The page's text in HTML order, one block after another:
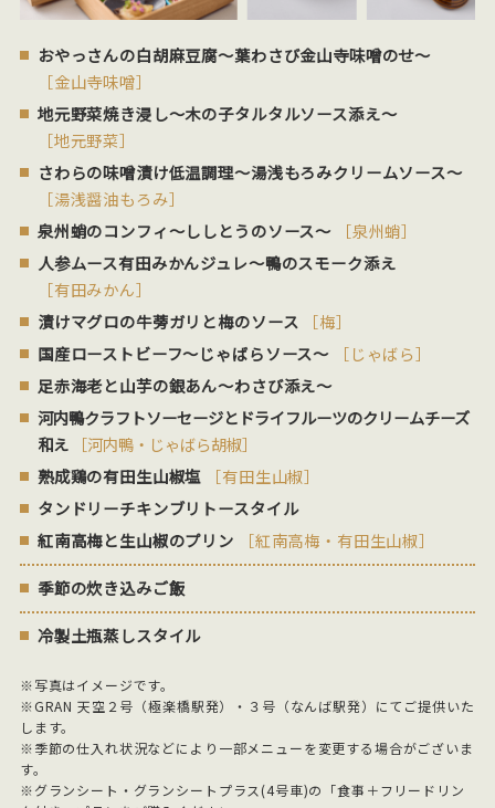
おやっさんの白胡麻豆腐～葉わさび金山寺味噌のせ～
［金山寺味噌］
地元野菜焼き浸し～木の子タルタルソース添え～
［地元野菜］
さわらの味噌漬け低温調理～湯浅もろみクリームソース～
［湯浅醤油もろみ］
泉州蛸のコンフィ～ししとうのソース～
［泉州蛸］
人参ムース有田みかんジュレ～鴨のスモーク添え
［有田みかん］
漬けマグロの牛蒡ガリと梅のソース
［梅］
国産ローストビーフ～じゃばらソース～
［じゃばら］
足赤海老と山芋の銀あん～わさび添え～
河内鴨クラフトソーセージとドライフルーツのクリームチーズ
和え
［河内鴨・じゃばら胡椒］
熟成鶏の有田生山椒塩
［有田生山椒］
タンドリーチキンブリトースタイル
紅南高梅と生山椒のプリン
［紅南高梅・有田生山椒］
季節の炊き込みご飯
冷製土瓶蒸しスタイル
※写真はイメージです。
※GRAN 天空２号（極楽橋駅発）・３号（なんば駅発）にてご提供いた
します。
※季節の仕入れ状況などにより一部メニューを変更する場合がございま
す。
※グランシート・グランシートプラス(4号車)の「食事＋フリードリン